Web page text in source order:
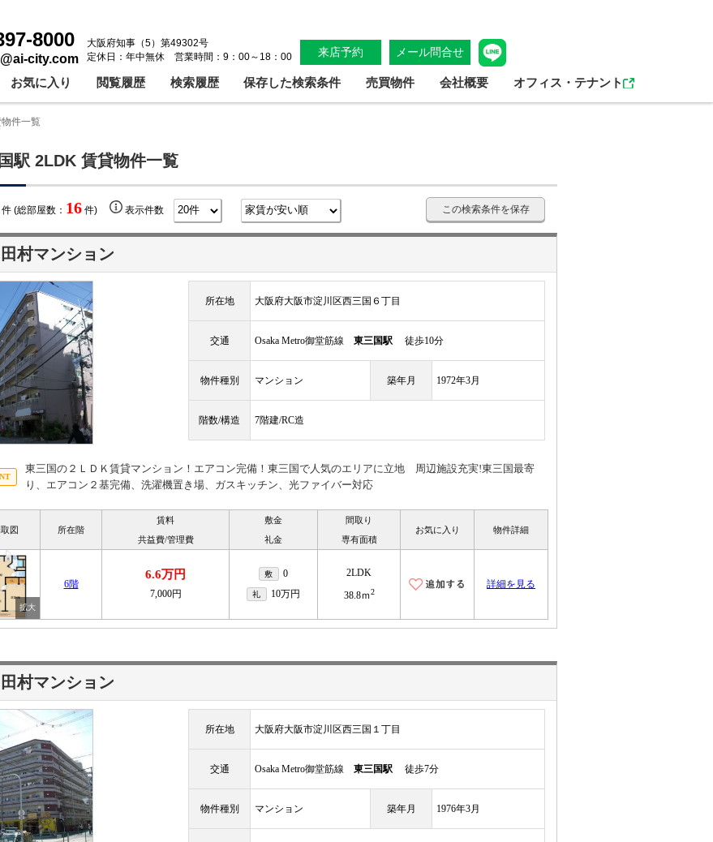
8000
city.com
大阪府知事（5）第49302号
定休日：年中無休 営業時間：9：00～18：00
来店予約 メール問合せ
お気に入り 閲覧履歴 検索履歴 保存した検索条件 売買物件 会社概要 オフィス・テナント
件一覧
駅 2LDK 賃貸物件一覧
件 (総部屋数： 16 件) 表示件数 この検索条件を保存
村マンション
所在地 大阪府大阪市淀川区西三国６丁目
交通 Osaka Metro御堂筋線 東三国駅 徒歩10分
物件種別 マンション 築年月 1972年3月
階数/構造 7階建/RC造
東三国の２ＬＤＫ賃貸マンション！エアコン完備！東三国で人気のエリアに立地 周辺施設充実!東三国最寄
り、エアコン２基完備、洗濯機置き場、ガスキッチン、光ファイバー対応
図 所在階
賃料
共益費/管理費
敷金
礼金
間取り
専有面積
お気に入り 物件詳細
6階
6.6万円
7,000円
敷 0
礼 10万円
2LDK
38.8ｍ2
詳細を見る
村マンション
所在地 大阪府大阪市淀川区西三国１丁目
交通 Osaka Metro御堂筋線 東三国駅 徒歩7分
物件種別 マンション 築年月 1976年3月